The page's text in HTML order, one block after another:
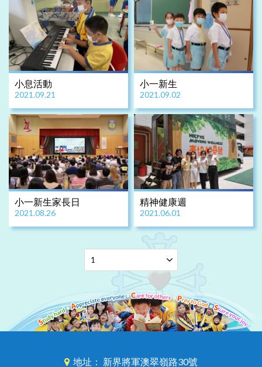
小息活動
2021.09.21
小一新生
2021.09.02
小一新生家長日
2021.08.26
精神健康週
2021.06.01
地址： 新界將軍澳翠嶺路30號